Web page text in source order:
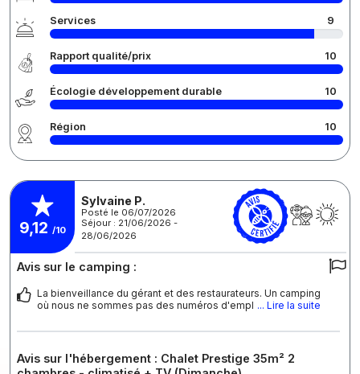
Services 9
Rapport qualité/prix 10
Écologie développement durable 10
Région 10
9,12 /10
Sylvaine P.
Posté le 06/07/2026
Séjour : 21/06/2026 -
28/06/2026
Avis sur le camping :
La bienveillance du gérant et des restaurateurs. Un camping
où nous ne sommes pas des numéros d'empl ... Lire la suite
Avis sur l'hébergement : Chalet Prestige 35m² 2